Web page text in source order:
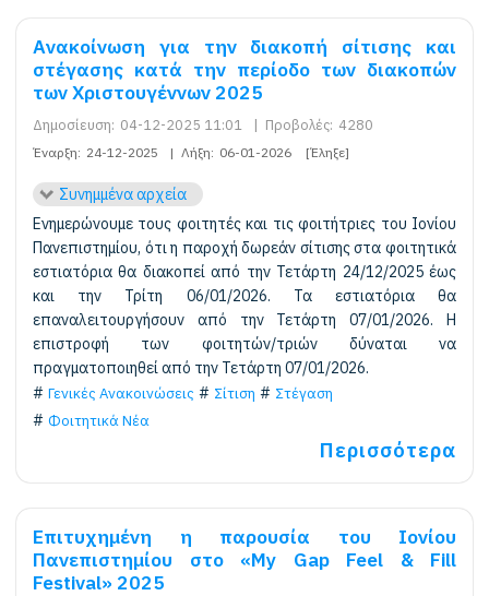
Ανακοίνωση για την διακοπή σίτισης και
στέγασης κατά την περίοδο των διακοπών
των Χριστουγέννων 2025
Δημοσίευση: 04-12-2025 11:01 | Προβολές: 4280
Έναρξη: 24-12-2025 | Λήξη: 06-01-2026 [Έληξε]
Συνημμένα αρχεία
Ενημερώνουμε τους φοιτητές και τις φοιτήτριες του Ιονίου
Πανεπιστημίου, ότι η παροχή δωρεάν σίτισης στα φοιτητικά
εστιατόρια θα διακοπεί από την Τετάρτη 24/12/2025 έως
και την Τρίτη 06/01/2026. Τα εστιατόρια θα
επαναλειτουργήσουν από την Τετάρτη 07/01/2026. Η
επιστροφή των φοιτητών/τριών δύναται να
πραγματοποιηθεί από την Τετάρτη 07/01/2026.
Γενικές Ανακοινώσεις
Σίτιση
Στέγαση
Φοιτητικά Νέα
Περισσότερα
Επιτυχημένη η παρουσία του Ιονίου
Πανεπιστημίου στο «My Gap Feel & Fill
Festival» 2025